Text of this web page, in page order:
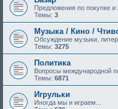
Предложения по покупке
Темы: 3
Музыка / Кино /
Обсуждение музыки,
Темы: 3275
Политика
Вопросы международной
Темы: 6871
Игрульки
Иногда мы и играем...